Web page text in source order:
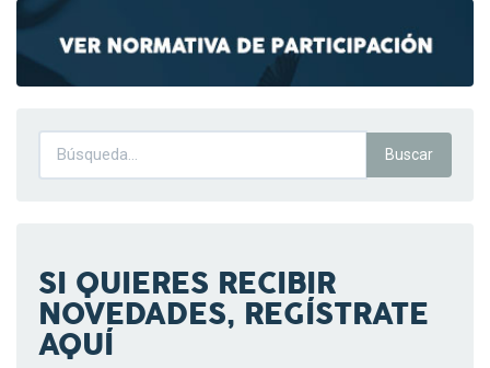
SI QUIERES RECIBIR
NOVEDADES, REGÍSTRATE
AQUÍ